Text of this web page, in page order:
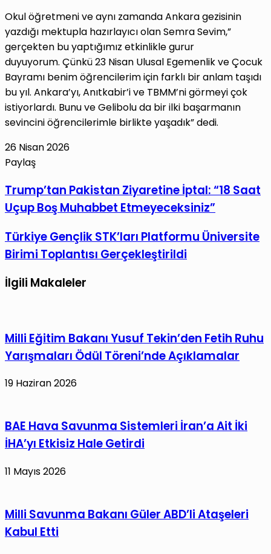
Okul öğretmeni ve aynı zamanda Ankara gezisinin
yazdığı mektupla hazırlayıcı olan Semra Sevim,”
gerçekten bu yaptığımız etkinlikle gurur
duyuyorum. Çünkü 23 Nisan Ulusal Egemenlik ve Çocuk
Bayramı benim öğrencilerim için farklı bir anlam taşıdı
bu yıl. Ankara’yı, Anıtkabir’i ve TBMM’ni görmeyi çok
istiyorlardı. Bunu ve Gelibolu da bir ilki başarmanın
sevincini öğrencilerimle birlikte yaşadık” dedi.
26 Nisan 2026
Paylaş
Posta
ile
Trump’tan
Pakistan
Ziyaretine
İptal:
“18
Saat
Uçup
Boş
Trump’tan Pakistan Ziyaretine İptal: “18 Saat
Uçup Boş Muhabbet Etmeyeceksiniz”
Türkiye
Gençlik
Platformu
Gerçekleştirildi
Türkiye Gençlik STK’ları Platformu Üniversite
Birimi Toplantısı Gerçekleştirildi
İlgili Makaleler
Milli Eğitim Bakanı Yusuf Tekin’den Fetih Ruhu
Yarışmaları Ödül Töreni’nde Açıklamalar
19 Haziran 2026
BAE Hava Savunma Sistemleri İran’a Ait İki
İHA’yı Etkisiz Hale Getirdi
11 Mayıs 2026
Milli Savunma Bakanı Güler ABD’li Ataşeleri
Kabul Etti